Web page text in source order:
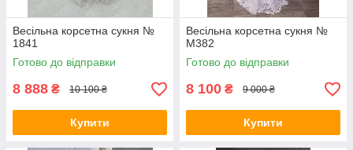
Весільна корсетна сукня №
1841
Готово до відправки
8 888 ₴ 10 100 ₴
Купити
Весільна корсетна сукня №
M382
Готово до відправки
8 100 ₴ 9 000 ₴
Купити